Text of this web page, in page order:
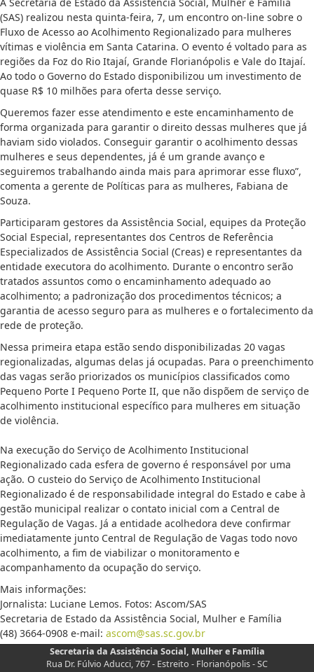
(SAS) realizou nesta quinta-feira, 7, um encontro on-line sobre o
Fluxo de Acesso ao Acolhimento Regionalizado para mulheres
vítimas e violência em Santa Catarina. O evento é voltado para as
regiões da Foz do Rio Itajaí, Grande Florianópolis e Vale do Itajaí.
Ao todo o Governo do Estado disponibilizou um investimento de
quase R$ 10 milhões para oferta desse serviço.
Queremos fazer esse atendimento e este encaminhamento de
forma organizada para garantir o direito dessas mulheres que já
haviam sido violados. Conseguir garantir o acolhimento dessas
mulheres e seus dependentes, já é um grande avanço e
seguiremos trabalhando ainda mais para aprimorar esse fluxo”,
comenta a gerente de Políticas para as mulheres, Fabiana de
Souza.
Participaram gestores da Assistência Social, equipes da Proteção
Social Especial, representantes dos Centros de Referência
Especializados de Assistência Social (Creas) e representantes da
entidade executora do acolhimento. Durante o encontro serão
tratados assuntos como o encaminhamento adequado ao
acolhimento; a padronização dos procedimentos técnicos; a
garantia de acesso seguro para as mulheres e o fortalecimento da
rede de proteção.
Nessa primeira etapa estão sendo disponibilizadas 20 vagas
regionalizadas, algumas delas já ocupadas. Para o preenchimento
das vagas serão priorizados os municípios classificados como
Pequeno Porte I Pequeno Porte II, que não dispõem de serviço de
acolhimento institucional específico para mulheres em situação
de violência.
Na execução do Serviço de Acolhimento Institucional
Regionalizado cada esfera de governo é responsável por uma
ação. O custeio do Serviço de Acolhimento Institucional
Regionalizado é de responsabilidade integral do Estado e cabe à
gestão municipal realizar o contato inicial com a Central de
Regulação de Vagas. Já a entidade acolhedora deve confirmar
imediatamente junto Central de Regulação de Vagas todo novo
acolhimento, a fim de viabilizar o monitoramento e
acompanhamento da ocupação do serviço.
Mais informações:
Jornalista: Luciane Lemos. Fotos: Ascom/SAS
Secretaria de Estado da Assistência Social, Mulher e Família
(48) 3664-0908 e-mail: ascom@sas.sc.gov.br
Secretaria da Assistência Social, Mulher e Família
Rua Dr. Fúlvio Aducci, 767 - Estreito - Florianópolis - SC